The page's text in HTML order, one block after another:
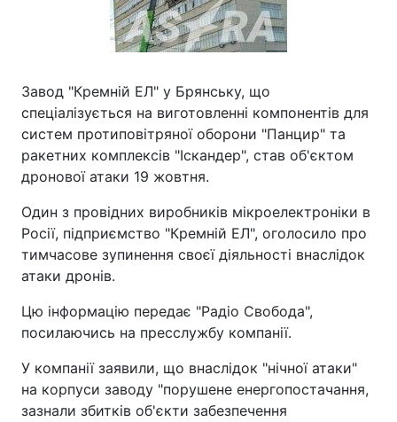
Завод "Кремній ЕЛ" у Брянську, що
спеціалізується на виготовленні компонентів для
систем протиповітряної оборони "Панцир" та
ракетних комплексів "Іскандер", став об'єктом
дронової атаки 19 жовтня.
Один з провідних виробників мікроелектроніки в
Росії, підприємство "Кремній ЕЛ", оголосило про
тимчасове зупинення своєї діяльності внаслідок
атаки дронів.
Цю інформацію передає "Радіо Свобода",
посилаючись на пресслужбу компанії.
У компанії заявили, що внаслідок "нічної атаки"
на корпуси заводу "порушене енергопостачання,
зазнали збитків об'єкти забезпечення